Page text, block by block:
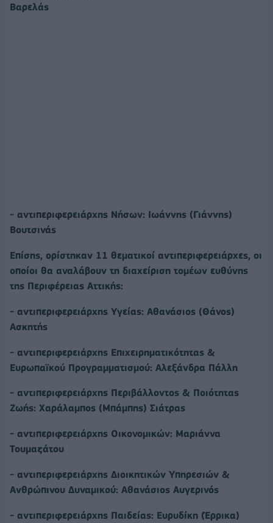
Βαρελάς
- αντιπεριφερειάρχης Νήσων: Ιωάννης (Γιάννης)
Βουτσινάς
Επίσης, ορίστηκαν 11 θεματικοί αντιπεριφερειάρχες, οι
οποίοι θα αναλάβουν τη διαχείριση τομέων ευθύνης
της Περιφέρειας Αττικής:
- αντιπεριφερειάρχης Υγείας: Αθανάσιος (Θάνος)
Ασκητής
- αντιπεριφερειάρχης Επιχειρηματικότητας &
Ευρωπαϊκού Προγραμματισμού: Αλεξάνδρα Πάλλη
- αντιπεριφερειάρχης Περιβάλλοντος & Ποιότητας
Ζωής: Χαράλαμπος (Μπάμπης) Σιάτρας
- αντιπεριφερειάρχης Οικονομικών: Μαριάννα
Τουμαζάτου
- αντιπεριφερειάρχης Διοικητικών Υπηρεσιών &
Ανθρώπινου Δυναμικού: Αθανάσιος Αυγερινός
- αντιπεριφερειάρχης Παιδείας: Ευρυδίκη (Έρρικα)